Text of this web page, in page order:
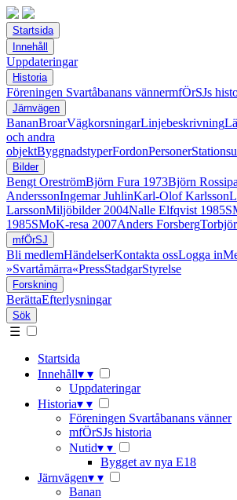
Startsida
Innehåll
Uppdateringar
Historia
Föreningen Svartåbanans vännermfÖrSJs
Järnvägen
BananBroarVägkorsningarLinjebeskrivning
och andra
objektByggnadstyperFordonPersoner
Bilder
Bengt OreströmBjörn Fura 1973Björn
AnderssonIngemar JuhlinKarl-Olof Karlsson
LarssonMiljöbilder 2004Nalle Elfqvist 1985
1985SMoK-resa 2007Anders Forsberg
mfÖrSJ
Bli medlemHändelserKontakta ossLogga in
»Svartåmärra«PressStadgarStyrelse
Forskning
BerättaEfterlysningar
Sök
☰
Startsida
Innehåll▾ ▾
Uppdateringar
Historia▾ ▾
Föreningen Svartåbanans vänner
mfÖrSJs historia
Nutid▾ ▾
Bygget av nya E18
Järnvägen▾ ▾
Banan